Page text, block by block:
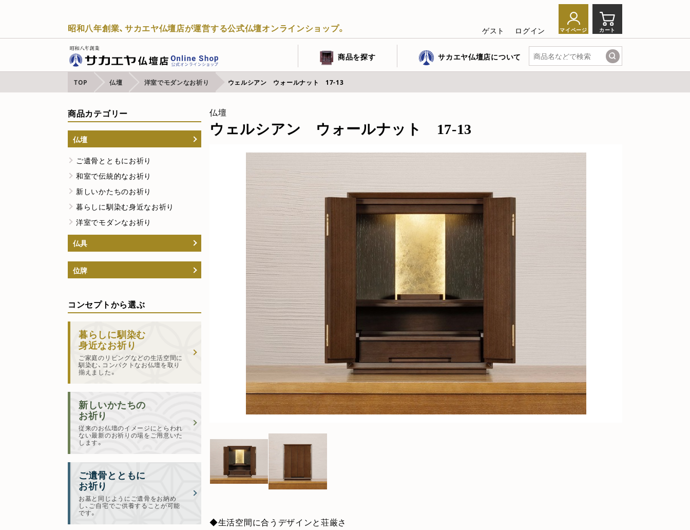
昭和八年創業、サカエヤ仏壇店が運営する公式仏壇オンラインショップ。 ゲスト ログイン マイページ カート
商品を探す サカエヤ仏壇店について
TOP 仏壇 洋室でモダンなお祈り ウェルシアン ウォールナット 17-13
商品カテゴリー
仏壇
ご遺骨とともにお祈り
和室で伝統的なお祈り
新しいかたちのお祈り
暮らしに馴染む身近なお祈り
洋室でモダンなお祈り
仏具
位牌
コンセプトから選ぶ
暮らしに馴染む
身近なお祈り
ご家庭のリビングなどの生活空間に
馴染む、コンパクトなお仏壇を取り
揃えました。
新しいかたちの
お祈り
従来のお仏壇のイメージにとらわれ
ない最新のお祈りの場をご用意いた
します。
ご遺骨とともに
お祈り
お墓と同じようにご遺骨をお納め
し、ご自宅でご供養することが可能
です。
仏壇
ウェルシアン ウォールナット 17-13
◆生活空間に合うデザインと荘厳さ